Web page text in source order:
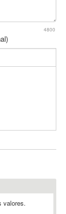
4800
valores.